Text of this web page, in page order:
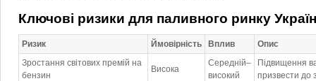
Ключові ризики для паливного ринку
Ризик Ймовірність Вплив
Опис
Зростання світових премій на
бензин
Висока
Середній–
високий
Підвищення
призвести до